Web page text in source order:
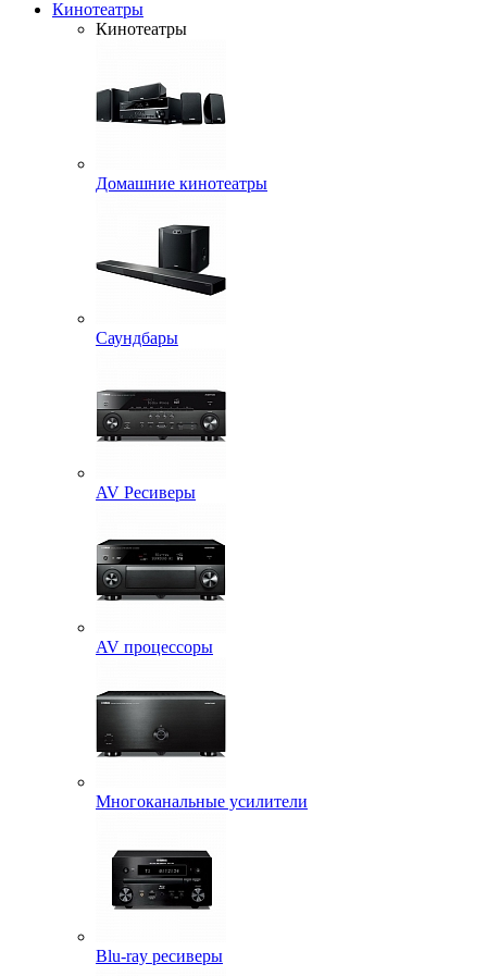
Кинотеатры
Кинотеатры
Домашние кинотеатры
Саундбары
AV Ресиверы
AV процессоры
Многоканальные усилители
Blu-ray ресиверы